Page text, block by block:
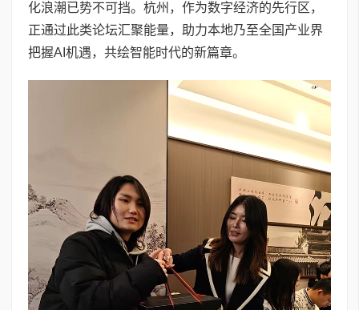
化浪潮已势不可挡。杭州，作为数字经济的先行区，
正通过此类论坛汇聚能量，助力本地乃至全国产业界
把握AI机遇，共绘智能时代的新篇章。